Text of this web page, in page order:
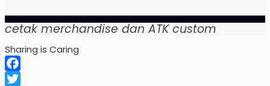
cetak merchandise dan ATK custom
Sharing is Caring
Facebook